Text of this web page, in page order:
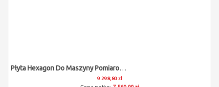
Płyta Hexagon Do Maszyny Pomiarowej (M8/400x600x12)
9 298,80 zł